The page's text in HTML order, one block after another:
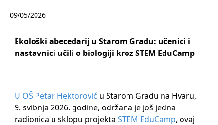
09/05/2026
Ekološki abecedarij u Starom Gradu: učenici i
nastavnici učili o biologiji kroz STEM EduCamp
U OŠ Petar Hektorović u Starom Gradu na Hvaru,
9. svibnja 2026. godine, održana je još jedna
radionica u sklopu projekta STEM EduCamp, ovaj